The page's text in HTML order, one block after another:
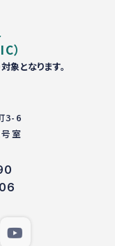
）
となります。
3-6
室